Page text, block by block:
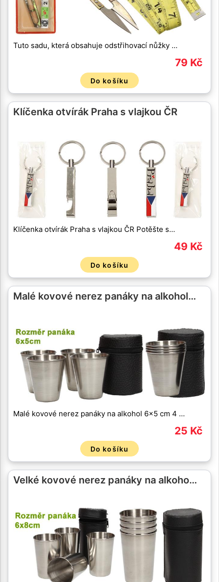
Tuto sadu, která obsahuje odstřihovací nůžky …
79 Kč
Do košíku
Klíčenka otvírák Praha s vlajkou ČR
Klíčenka otvírák Praha s vlajkou ČR Potěšte s…
49 Kč
Do košíku
Malé kovové nerez panáky na alkohol…
Malé kovové nerez panáky na alkohol 6x5 cm 4 …
25 Kč
Do košíku
Velké kovové nerez panáky na alkoho…